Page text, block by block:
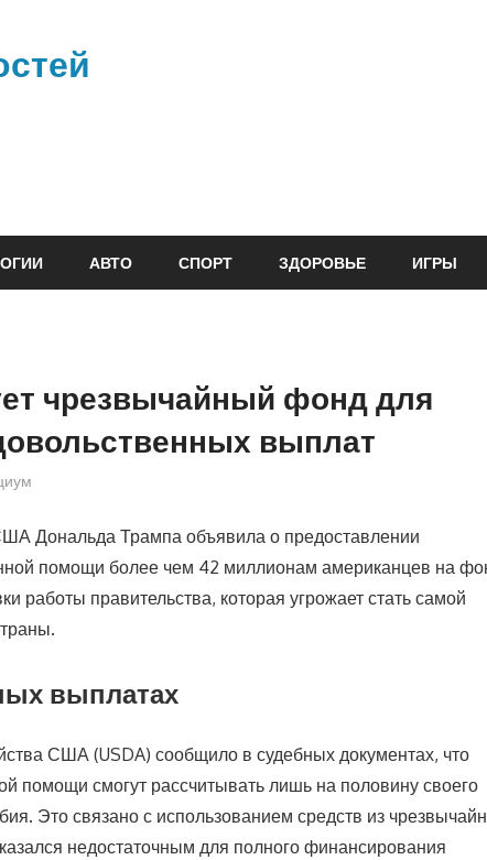
АВТО СПОРТ ЗДОРОВЬЕ ИГРЫ
чрезвычайный фонд для
выплат
Дональда Трампа объявила о предоставлении
помощи более чем 42 миллионам американцев на
работы правительства, которая угрожает стать самой
выплатах
США (USDA) сообщило в судебных документах, что
помощи смогут рассчитывать лишь на половину своего
Это связано с использованием средств из
недостаточным для полного финансирования